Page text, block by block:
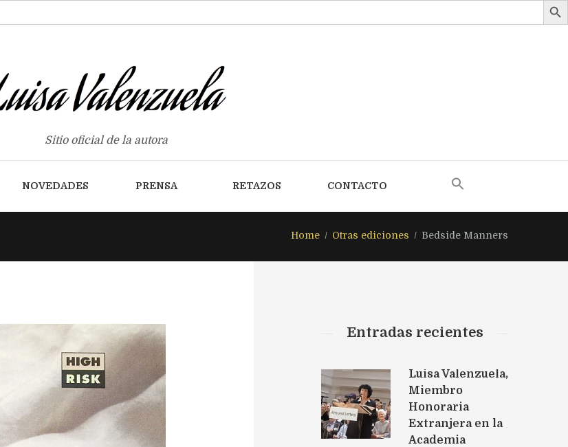
Sitio oficial de la autora
NOVEDADES PRENSA RETAZOS CONTACTO
Home Otras ediciones Bedside Manners
Entradas recientes
Luisa Valenzuela,
Miembro
Honoraria
Extranjera en la
Academia